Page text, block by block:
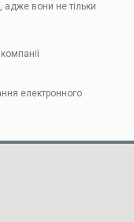
адже вони не тільки
електронного